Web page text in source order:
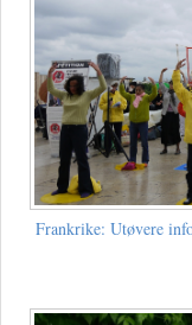
Frankrike: Utøvere